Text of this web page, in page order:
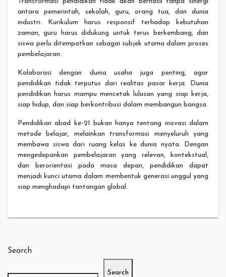
antara pemerintah, sekolah, guru, orang tua, dan dunia
industri. Kurikulum harus responsif terhadap kebutuhan
zaman, guru harus didukung untuk terus berkembang, dan
siswa perlu ditempatkan sebagai subjek utama dalam proses
pembelajaran.
Kolaborasi dengan dunia usaha juga penting, agar
pendidikan tidak terputus dari realitas pasar kerja. Dunia
pendidikan harus mampu mencetak lulusan yang siap kerja,
siap hidup, dan siap berkontribusi dalam membangun bangsa.
Pendidikan abad ke-21 bukan hanya tentang inovasi dalam
metode belajar, melainkan transformasi menyeluruh yang
membawa siswa dari ruang kelas ke dunia nyata. Dengan
mengedepankan pembelajaran yang relevan, kontekstual,
dan berorientasi pada masa depan, pendidikan dapat
menjadi kunci utama dalam membentuk generasi unggul yang
siap menghadapi tantangan global.
Search
Search